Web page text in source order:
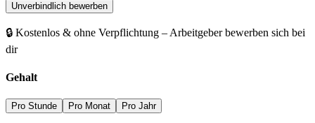
Unverbindlich bewerben
🔒 Kostenlos & ohne Verpflichtung – Arbeitgeber bewerben sich bei
dir
Gehalt
Pro Stunde Pro Monat Pro Jahr